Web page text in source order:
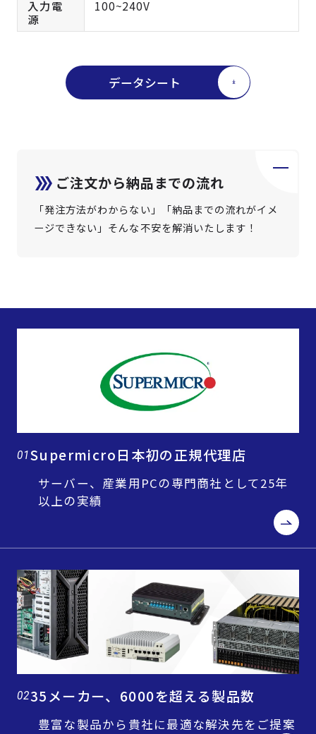
入力電
源
100~240V
データシート
ご注文から納品までの流れ
「発注方法がわからない」「納品までの流れがイメ
ージできない」そんな不安を解消いたします！
01Supermicro日本初の正規代理店
サーバー、産業用PCの専門商社として25年
以上の実績
0235メーカー、6000を超える製品数
豊富な製品から貴社に最適な解決先をご提案